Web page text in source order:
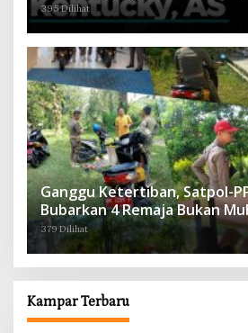
395 Dilihat
Ganggu Ketertiban, Satpol-
Bubarkan 4 Remaja Bukan
Batu Hitam dan Tigo Tungku
379 Dilihat
Kampar Terbaru